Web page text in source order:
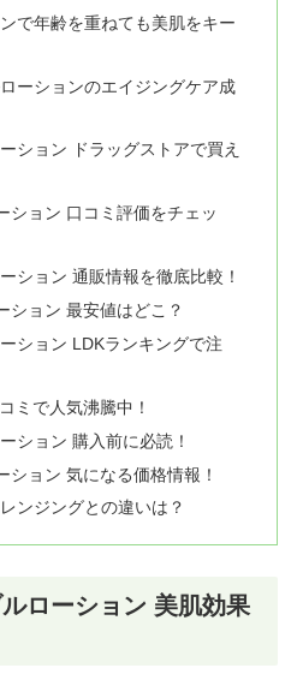
で年齢を重ねても美肌をキー
ーションのエイジングケア成
ション ドラッグストアで買え
ション 口コミ評価をチェッ
ション 通販情報を徹底比較！
ション 最安値はどこ？
ション LDKランキングで注
ミで人気沸騰中！
ション 購入前に必読！
ション 気になる価格情報！
ンジングとの違いは？
ローション 美肌効果